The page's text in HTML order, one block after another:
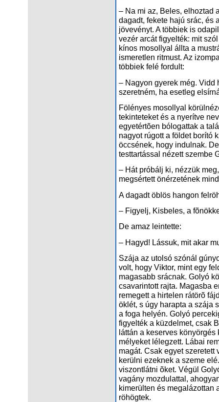
– Na mi az, Beles, elhoztad
dagadt, fekete hajú srác, és
jövevényt. A többiek is
vezér arcát figyelték: mit
kínos mosollyal állta a
ismeretlen ritmust. Az
többiek felé fordult:
– Nagyon gyerek még. Vidd
szeretném, ha esetleg
Fölényes mosollyal
tekinteteket és a nyerítve
egyetértõen bólogattak a
nagyot rúgott a földet borító
öccsének, hogy indulnak.
testtartással nézett szembe
– Hát próbálj ki, nézzük
megsértett önérzetének
A dagadt öblös hangon
– Figyelj, Kisbeles, a
De amaz leintette:
– Hagyd! Lássuk, mit akar
Szája az utolsó szónál
volt, hogy Viktor, mint egy
magasabb srácnak. Golyó
csavarintott rajta. Magasba
remegett a hirtelen rátörõ
öklét, s úgy harapta a szája
a foga helyén. Golyó
figyelték a küzdelmet, csak
láttán a keserves
mélyeket lélegzett. Lábai
magát. Csak egyet
kerülni ezeknek a szeme
viszontlátni õket. Végül
vagány mozdulattal,
kimerülten és megalázottan
röhögtek.